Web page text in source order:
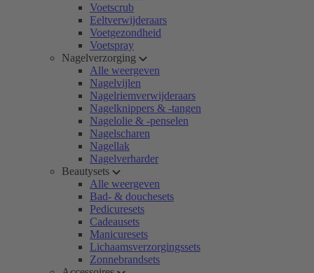
Voetscrub
Eeltverwijderaars
Voetgezondheid
Voetspray
Nagelverzorging
Alle weergeven
Nagelvijlen
Nagelriemverwijderaars
Nagelknippers & -tangen
Nagelolie & -penselen
Nagelscharen
Nagellak
Nagelverharder
Beautysets
Alle weergeven
Bad- & douchesets
Pedicuresets
Cadeausets
Manicuresets
Lichaamsverzorgingssets
Zonnebrandsets